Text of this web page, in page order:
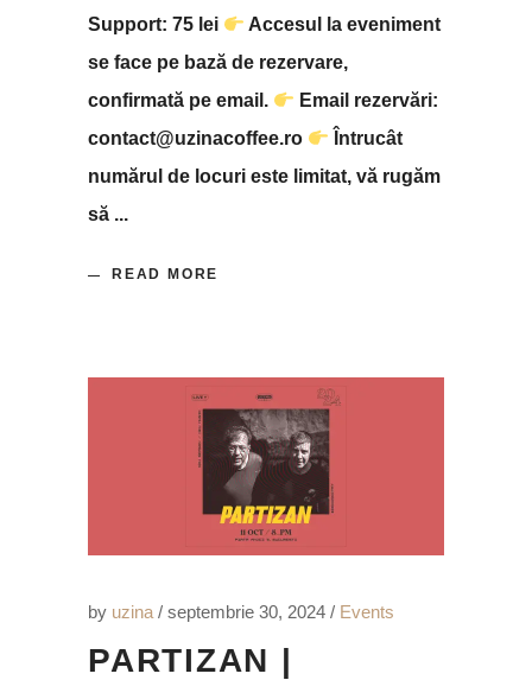
Support: 75 lei
Accesul la eveniment
se face pe bază de rezervare,
confirmată pe email.
Email rezervări:
contact@uzinacoffee.ro
Întrucât
numărul de locuri este limitat, vă rugăm
să
READ MORE
by uzina septembrie 30, 2024 Events
PARTIZAN |